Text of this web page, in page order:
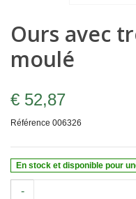
Ours avec
moulé
€ 52,87
Référence 006326
En stock et disponible pour
-